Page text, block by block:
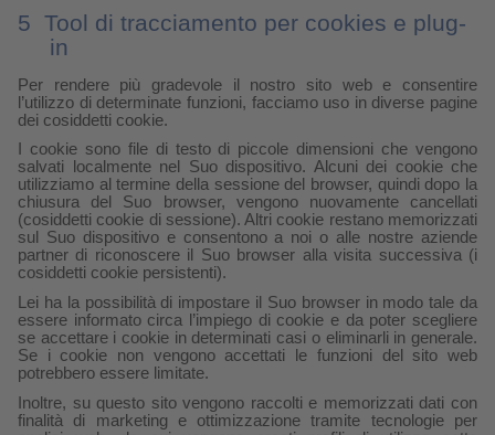
5 Tool di tracciamento per cookies e plug-
in
Per rendere più gradevole il nostro sito web e consentire
l’utilizzo di determinate funzioni, facciamo uso in diverse pagine
dei cosiddetti cookie.
I cookie sono file di testo di piccole dimensioni che vengono
salvati localmente nel Suo dispositivo. Alcuni dei cookie che
utilizziamo al termine della sessione del browser, quindi dopo la
chiusura del Suo browser, vengono nuovamente cancellati
(cosiddetti cookie di sessione). Altri cookie restano memorizzati
sul Suo dispositivo e consentono a noi o alle nostre aziende
partner di riconoscere il Suo browser alla visita successiva (i
cosiddetti cookie persistenti).
Lei ha la possibilità di impostare il Suo browser in modo tale da
essere informato circa l’impiego di cookie e da poter scegliere
se accettare i cookie in determinati casi o eliminarli in generale.
Se i cookie non vengono accettati le funzioni del sito web
potrebbero essere limitate.
Inoltre, su questo sito vengono raccolti e memorizzati dati con
finalità di marketing e ottimizzazione tramite tecnologie per